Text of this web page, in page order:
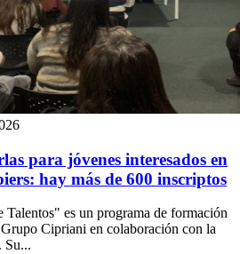
para jóvenes interesados en
hay más de 600 inscriptos
es un programa de formación
Cipriani en colaboración con la
Su...